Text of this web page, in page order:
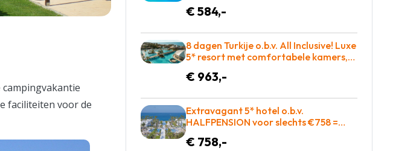
faciliteiten voor de
€ 584,-
8 dagen Turkije o.b.v. All Inclusive! Luxe
5* resort met comfortabele kamers,
BOEKEN
€ 963,-
Extravagant 5* hotel o.b.v.
HALFPENSION voor slechts €758 =
BOEKEN!
€ 758,-